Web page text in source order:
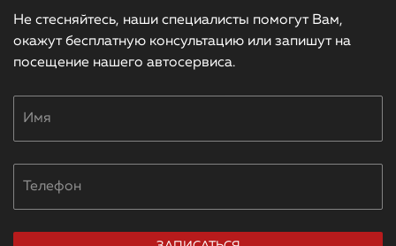
Не стесняйтесь, наши специалисты помогут Вам,
окажут бесплатную консультацию или запишут на
посещение нашего автосервиса.